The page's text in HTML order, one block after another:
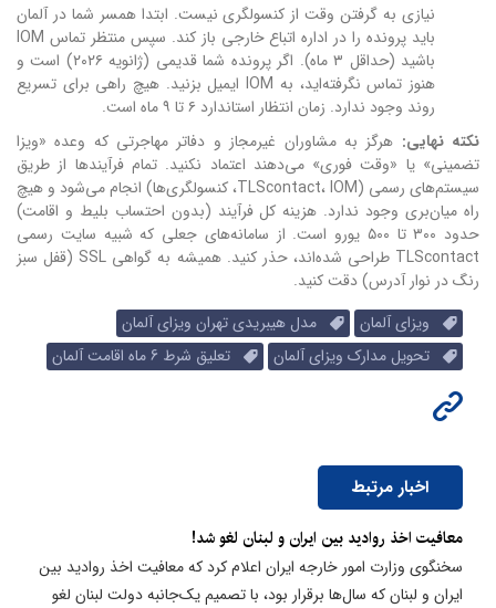
نیازی به گرفتن وقت از کنسولگری نیست. ابتدا همسر شما در آلمان
باید پرونده را در اداره اتباع خارجی باز کند. سپس منتظر تماس IOM
باشید (حداقل ۳ ماه). اگر پرونده شما قدیمی (ژانویه ۲۰۲۶) است و
هنوز تماس نگرفته‌اید، به IOM ایمیل بزنید. هیچ راهی برای تسریع
روند وجود ندارد. زمان انتظار استاندارد ۶ تا ۹ ماه است.
نکته نهایی: هرگز به مشاوران غیرمجاز و دفاتر مهاجرتی که وعده «ویزا
تضمینی» یا «وقت فوری» می‌دهند اعتماد نکنید. تمام فرآیندها از طریق
سیستم‌های رسمی (TLScontact، IOM، کنسولگری‌ها) انجام می‌شود و هیچ
راه میان‌بری وجود ندارد. هزینه کل فرآیند (بدون احتساب بلیط و اقامت)
حدود ۳۰۰ تا ۵۰۰ یورو است. از سامانه‌های جعلی که شبیه سایت رسمی
TLScontact طراحی شده‌اند، حذر کنید. همیشه به گواهی SSL (قفل سبز
رنگ در نوار آدرس) دقت کنید.
ویزای آلمان
مدل هیبریدی تهران ویزای آلمان
تحویل مدارک ویزای آلمان
تعلیق شرط 6 ماه اقامت آلمان
اخبار مرتبط
معافیت اخذ روادید بین ایران و لبنان لغو شد!
سخنگوی وزارت امور خارجه ایران اعلام کرد که معافیت اخذ روادید بین
ایران و لبنان که سال‌ها برقرار بود، با تصمیم یک‌جانبه دولت لبنان لغو